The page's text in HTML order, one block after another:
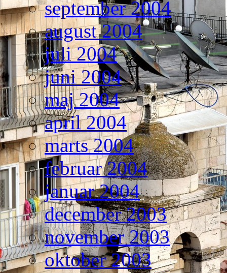
september 2004
august 2004
juli 2004
juni 2004
maj 2004
april 2004
marts 2004
februar 2004
januar 2004
december 2003
november 2003
oktober 2003